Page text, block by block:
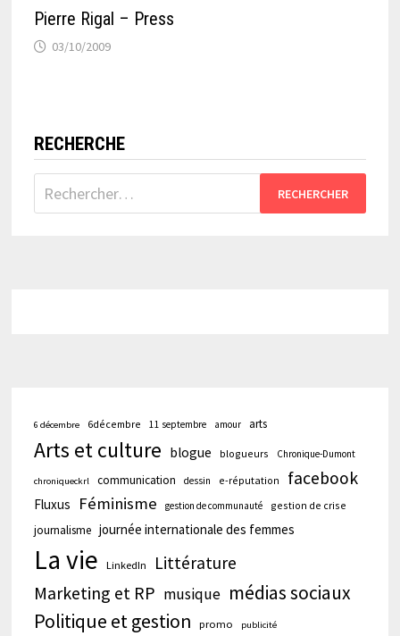
Pierre Rigal – Press
03/10/2009
RECHERCHE
Rechercher :
6 décembre 6décembre 11 septembre amour arts
Arts et culture blogue blogueurs Chronique-Dumont
chroniqueckrl communication dessin e-réputation facebook
Fluxus Féminisme gestion de communauté gestion de crise
journalisme journée internationale des femmes
La vie LinkedIn Littérature
Marketing et RP musique médias sociaux
Politique et gestion
promo publicité